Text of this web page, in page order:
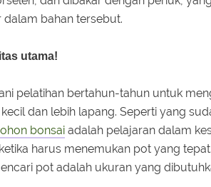
bahan tersebut.
utama!
pelatihan bertahun-tahun untuk
dan lebih lapang. Seperti yang
bonsai adalah pelajaran dalam
harus menemukan pot yang
pot adalah ukuran yang